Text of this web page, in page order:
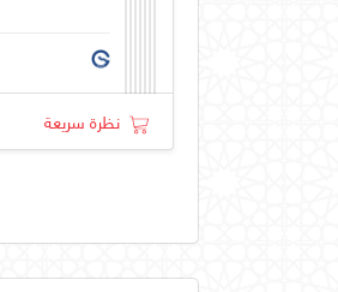
نظرة سريعة